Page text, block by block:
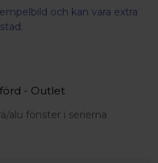
och kan vara extra
- Outlet
alu fönster i serierna